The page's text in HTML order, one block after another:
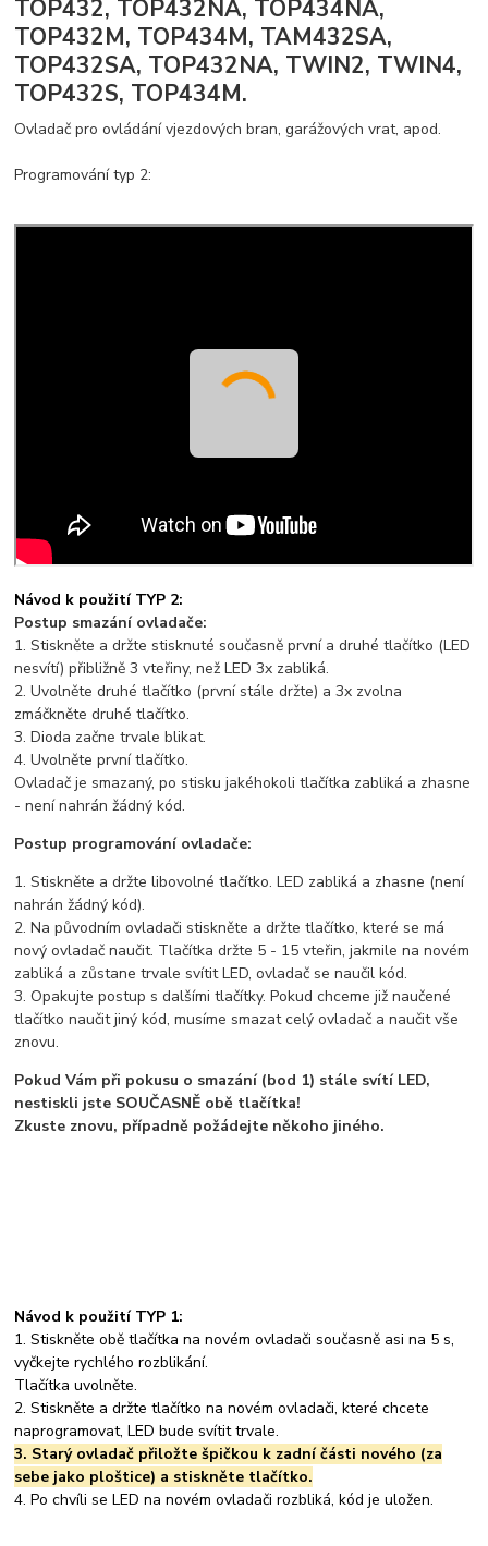
TOP432, TOP432NA, TOP434NA,
TOP432M, TOP434M, TAM432SA,
TOP432SA, TOP432NA, TWIN2, TWIN4,
TOP432S, TOP434M.
Ovladač pro ovládání vjezdových bran, garážových vrat, apod.
Programování typ 2:
Návod k použití TYP 2:
Postup smazání ovladače:
1. Stiskněte a držte stisknuté současně první a druhé tlačítko (LED
nesvítí) přibližně 3 vteřiny, než LED 3x zabliká.
2. Uvolněte druhé tlačítko (první stále držte) a 3x zvolna
zmáčkněte druhé tlačítko.
3. Dioda začne trvale blikat.
4. Uvolněte první tlačítko.
Ovladač je smazaný, po stisku jakéhokoli tlačítka zabliká a zhasne
- není nahrán žádný kód.
Postup programování ovladače:
1. Stiskněte a držte libovolné tlačítko. LED zabliká a zhasne (není
nahrán žádný kód).
2. Na původním ovladači stiskněte a držte tlačítko, které se má
nový ovladač naučit. Tlačítka držte 5 - 15 vteřin, jakmile na novém
zabliká a zůstane trvale svítit LED, ovladač se naučil kód.
3. Opakujte postup s dalšími tlačítky. Pokud chceme již naučené
tlačítko naučit jiný kód, musíme smazat celý ovladač a naučit vše
znovu.
Pokud Vám při pokusu o smazání (bod 1) stále svítí LED,
nestiskli jste SOUČASNĚ obě tlačítka!
Zkuste znovu, případně požádejte někoho jiného.
Návod k použití TYP 1:
1. Stiskněte obě tlačítka na novém ovladači současně asi na 5 s,
vyčkejte rychlého rozblikání.
Tlačítka uvolněte.
2. Stiskněte a držte tlačítko na novém ovladači, které chcete
naprogramovat, LED bude svítit trvale.
3. Starý ovladač přiložte špičkou k zadní části nového (za
sebe jako ploštice) a stiskněte tlačítko.
4. Po chvíli se LED na novém ovladači rozbliká, kód je uložen.